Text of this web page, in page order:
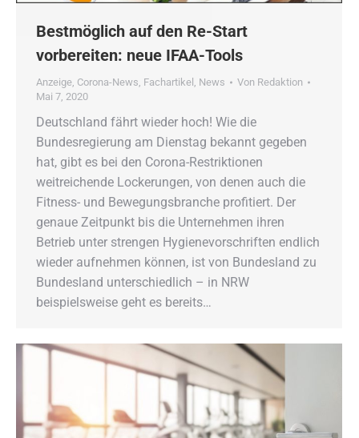
Bestmöglich auf den Re-Start
vorbereiten: neue IFAA-Tools
Anzeige Corona-News Fachartikel News Von Redaktion
Mai 7, 2020
Deutschland fährt wieder hoch! Wie die
Bundesregierung am Dienstag bekannt gegeben
hat, gibt es bei den Corona-Restriktionen
weitreichende Lockerungen, von denen auch die
Fitness- und Bewegungsbranche profitiert. Der
genaue Zeitpunkt bis die Unternehmen ihren
Betrieb unter strengen Hygienevorschriften endlich
wieder aufnehmen können, ist von Bundesland zu
Bundesland unterschiedlich – in NRW
beispielsweise geht es bereits…